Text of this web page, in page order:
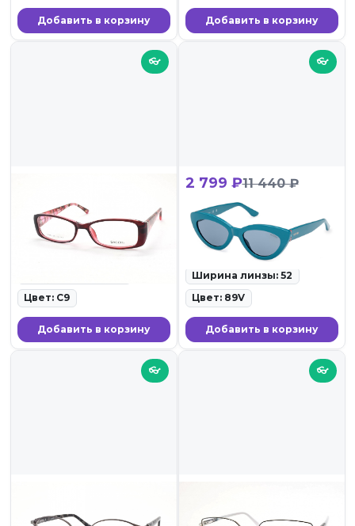
Добавить в корзину Добавить в корзину
👓
DACCHI 37801 C9
ID: 101337 • Оправы для
очков • 27.02.26
Цвет: C9
Добавить в корзину
👓
2 799 ₽11 440 ₽
Guess GUS 7905 89V
ID: 96311 • Солнцезащитные
очки • 27.02.26
Ширина линзы: 52
Цвет: 89V
Добавить в корзину
👓
BL-STYLE LE6311 C2
👓
BL-STYLE LE6184 C1